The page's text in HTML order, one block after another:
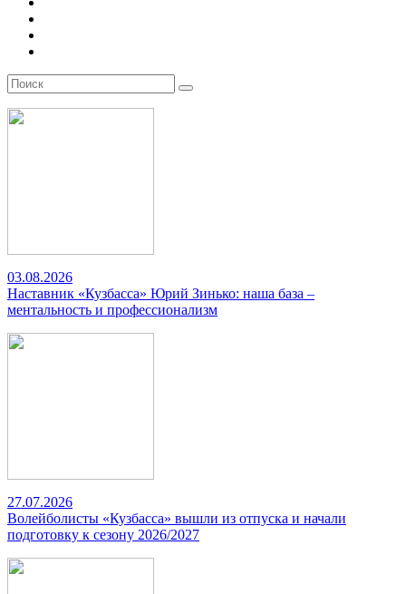
03.08.2026
Наставник «Кузбасса» Юрий Зинько: наша база –
ментальность и профессионализм
27.07.2026
Волейболисты «Кузбасса» вышли из отпуска и начали
подготовку к сезону 2026/2027